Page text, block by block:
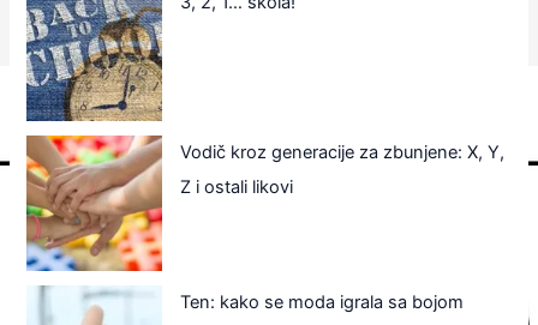
Vodič kroz generacije za zbunjene: X, Y,
Z i ostali likovi
Ten: kako se moda igrala sa bojom